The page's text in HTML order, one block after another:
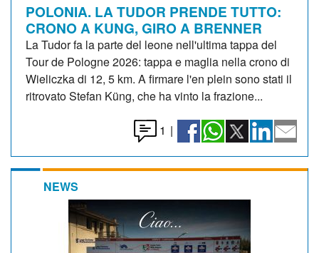
POLONIA. LA TUDOR PRENDE TUTTO:
CRONO A KUNG, GIRO A BRENNER
La Tudor fa la parte del leone nell'ultima tappa del
Tour de Pologne 2026: tappa e maglia nella crono di
Wieliczka di 12, 5 km. A firmare l'en plein sono stati il
ritrovato Stefan Küng, che ha vinto la frazione...
1 |
NEWS